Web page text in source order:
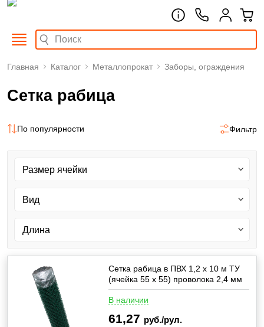
Главная Каталог Металлопрокат Заборы, ограждения
Сетка рабица
По популярности Фильтр
Сетка рабица в ПВХ 1,2 х 10 м ТУ
(ячейка 55 х 55) проволока 2,4 мм
В наличии
61,27 руб./рул.